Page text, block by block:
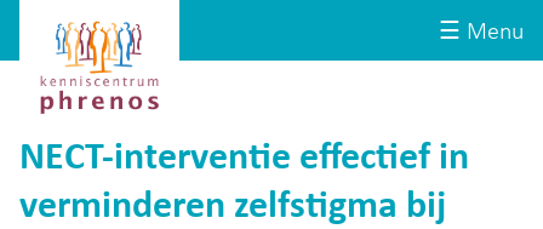
☰ Menu
Kenniscentrum
Phrenos
website
NECT-interventie effectief in
verminderen zelfstigma bij